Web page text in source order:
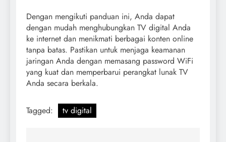
Dengan mengikuti panduan ini, Anda dapat
dengan mudah menghubungkan TV digital Anda
ke internet dan menikmati berbagai konten online
tanpa batas. Pastikan untuk menjaga keamanan
jaringan Anda dengan memasang password WiFi
yang kuat dan memperbarui perangkat lunak TV
Anda secara berkala.
Tagged: tv digital